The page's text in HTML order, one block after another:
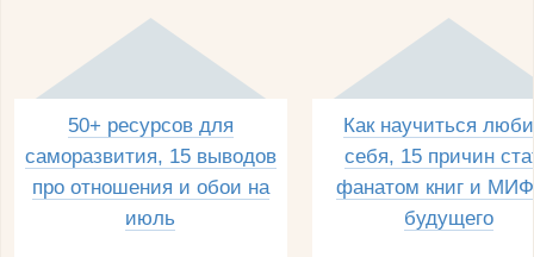
50+ ресурсов для
саморазвития, 15 выводов
про отношения и обои на
июль
Как научиться
себя, 15 причин
фанатом книг и
будущего